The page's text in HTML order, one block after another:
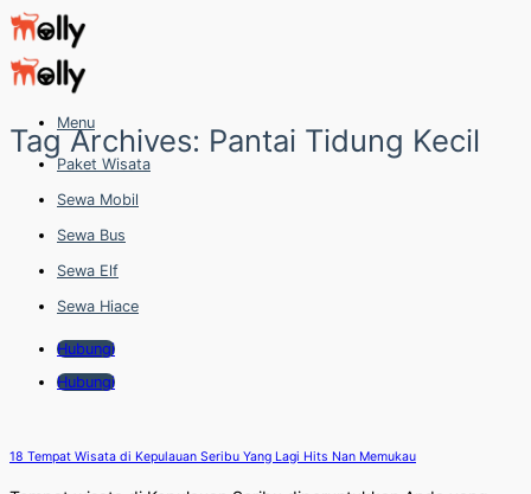
Skip
to
content
Menu
Paket Wisata
Sewa Mobil
Sewa Bus
Sewa Elf
Sewa Hiace
Hubungi
Hubungi
Tag Archives: Pantai Tidung Kecil
18 Tempat Wisata di Kepulauan Seribu Yang Lagi Hits Nan Memukau